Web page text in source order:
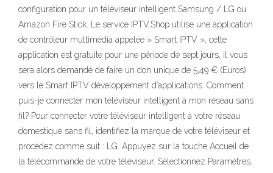
configuration pour un téléviseur intelligent Samsung / LG ou
Amazon Fire Stick. Le service IPTV.Shop utilise une application
de contrôleur multimédia appelée » Smart IPTV », cette
application est gratuite pour une période de sept jours, il vous
sera alors demandé de faire un don unique de 5,49 € (Euros)
vers le Smart IPTV développement d’applications. Comment
puis-je connecter mon téléviseur intelligent à mon réseau sans
fil? Pour connecter votre téléviseur intelligent à votre réseau
domestique sans fil, identifiez la marque de votre téléviseur et
procédez comme suit : LG. Appuyez sur la touche Accueil de
la télécommande de votre téléviseur. Sélectionnez Paramètres.